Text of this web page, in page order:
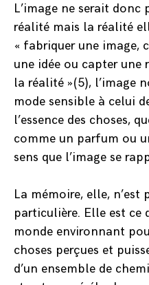
L’image ne serait
réalité mais la réalité
« fabriquer une image,
une idée ou capter une
la réalité »(5), l’image
mode sensible à celui
l’essence des choses,
comme un parfum ou
sens que l’image se
La mémoire, elle, n’est
particulière. Elle est ce
monde environnant
choses perçues et
d’un ensemble de